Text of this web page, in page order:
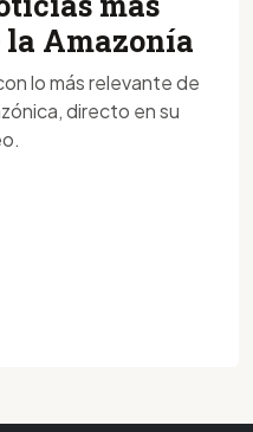
Amazonía
lo más relevante de
directo en su